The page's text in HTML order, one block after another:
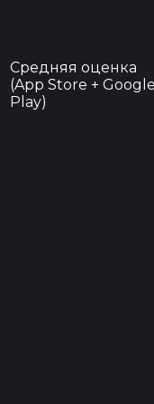
Средняя оценка
(App Store + Google
Play)